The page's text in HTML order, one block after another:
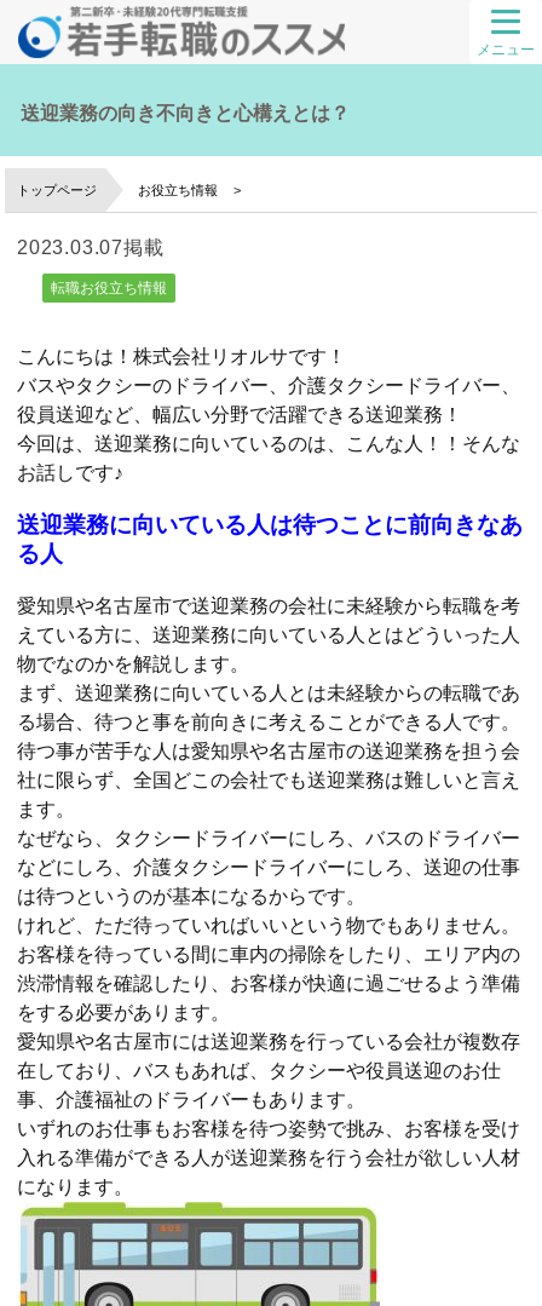
メニュー
送迎業務の向き不向きと心構えとは？
トップページ お役立ち情報
2023.03.07掲載
転職お役立ち情報
こんにちは！株式会社リオルサです！
バスやタクシーのドライバー、介護タクシードライバー、
役員送迎など、幅広い分野で活躍できる送迎業務！
今回は、送迎業務に向いているのは、こんな人！！そんな
お話しです♪
送迎業務に向いている人は待つことに前向きなあ
る人
愛知県や名古屋市で送迎業務の会社に未経験から転職を考
えている方に、送迎業務に向いている人とはどういった人
物でなのかを解説します。
まず、送迎業務に向いている人とは未経験からの転職であ
る場合、待つと事を前向きに考えることができる人です。
待つ事が苦手な人は愛知県や名古屋市の送迎業務を担う会
社に限らず、全国どこの会社でも送迎業務は難しいと言え
ます。
なぜなら、タクシードライバーにしろ、バスのドライバー
などにしろ、介護タクシードライバーにしろ、送迎の仕事
は待つというのが基本になるからです。
けれど、ただ待っていればいいという物でもありません。
お客様を待っている間に車内の掃除をしたり、エリア内の
渋滞情報を確認したり、お客様が快適に過ごせるよう準備
をする必要があります。
愛知県や名古屋市には送迎業務を行っている会社が複数存
在しており、バスもあれば、タクシーや役員送迎のお仕
事、介護福祉のドライバーもあります。
いずれのお仕事もお客様を待つ姿勢で挑み、お客様を受け
入れる準備ができる人が送迎業務を行う会社が欲しい人材
になります。